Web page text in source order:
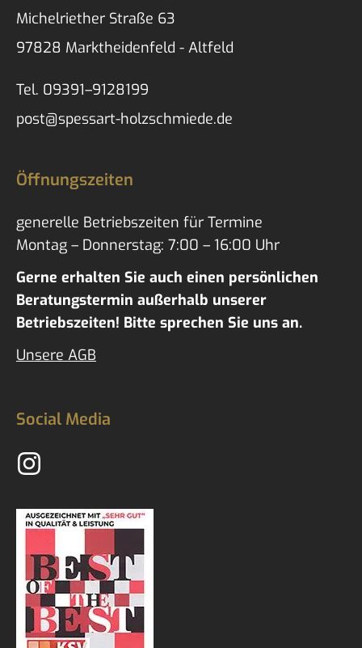
Michelriether Straße 63
97828 Marktheidenfeld - Altfeld
Tel. 09391–9128199
post@spessart-holzschmiede.de
Öffnungszeiten
generelle Betriebszeiten für Termine
Montag – Donnerstag: 7:00 – 16:00 Uhr
Gerne erhalten Sie auch einen persönlichen
Beratungstermin außerhalb unserer
Betriebszeiten! Bitte sprechen Sie uns an.
Unsere AGB
Social Media